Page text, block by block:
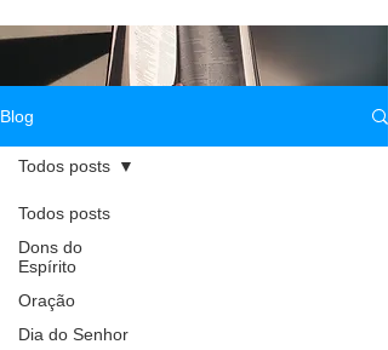
Blog
Todos posts
Dons do
Espírito
Oração
Dia do Senhor
Todos posts